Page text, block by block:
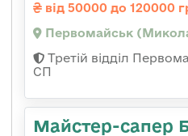
від 50000 до 120000
Первомайськ
Третій відділ
СП
Майстер-сапер